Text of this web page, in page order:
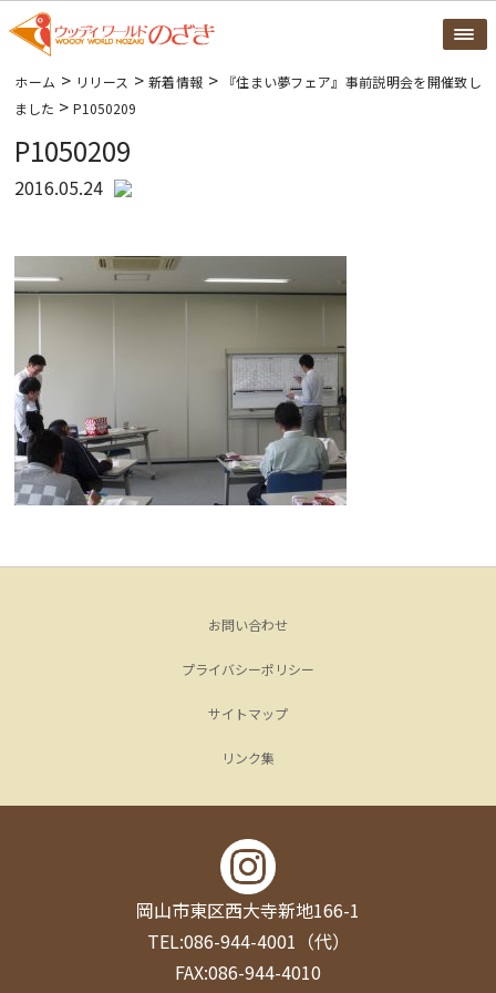
ホーム > リリース > 新着情報 >
『住まい夢フェア』事前説明会を開催致し
ました >P1050209
P1050209
2016.05.24
お問い合わせ
プライバシーポリシー
サイトマップ
リンク集
岡山市東区西大寺新地166-1
TEL:086-944-4001（代）
FAX:086-944-4010